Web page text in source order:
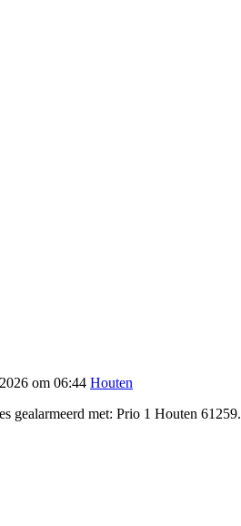
om 06:44 Houten
gealarmeerd met: Prio 1 Houten 61259.